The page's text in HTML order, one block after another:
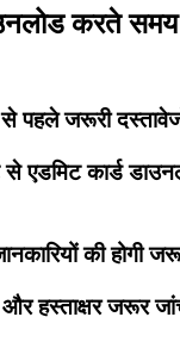
करते
से पहले जरूरी
एडमिट कार्ड
की होगी
और हस्ताक्षर जरूर